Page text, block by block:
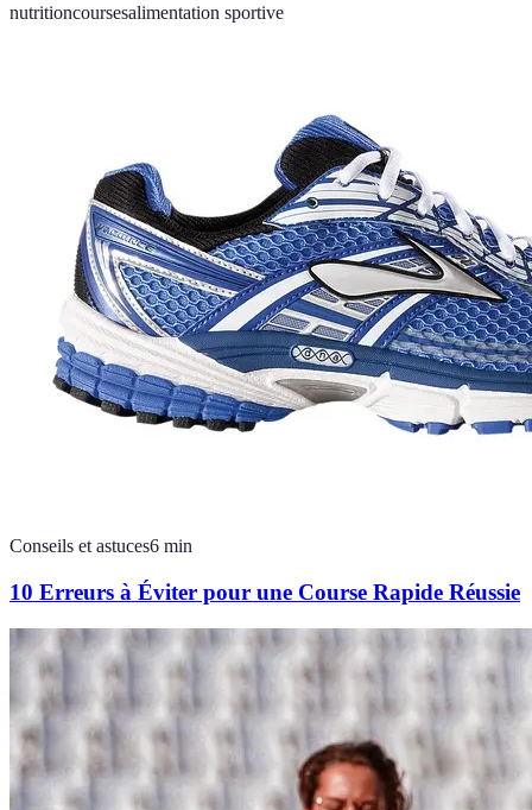
nutritioncoursesalimentation sportive
Conseils et astuces6 min
10 Erreurs à Éviter pour une Course Rapide Réussie